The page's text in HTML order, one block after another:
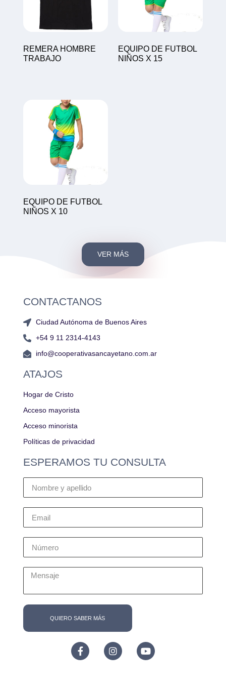
REMERA HOMBRE
TRABAJO
EQUIPO DE FUTBOL
NIÑOS X 15
EQUIPO DE FUTBOL
NIÑOS X 10
VER MÁS
CONTACTANOS
Ciudad Autónoma de Buenos Aires
+54 9 11 2314-4143
info@cooperativasancayetano.com.ar
ATAJOS
Hogar de Cristo
Acceso mayorista
Acceso minorista
Políticas de privacidad
ESPERAMOS TU CONSULTA
QUIERO SABER MÁS